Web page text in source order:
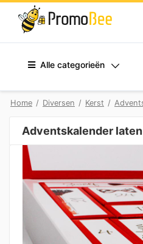
Alle categorieën
Home / Diversen / Kerst /
Adventskalender